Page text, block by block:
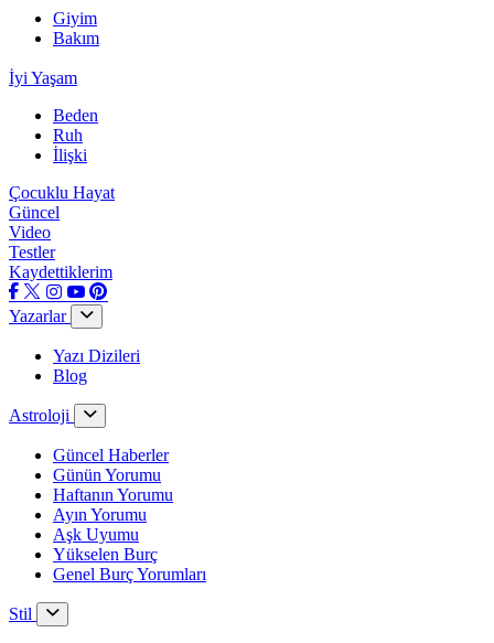
Giyim
Bakım
İyi Yaşam
Beden
Ruh
İlişki
Çocuklu Hayat
Güncel
Video
Testler
Kaydettiklerim
Yazarlar
Yazı Dizileri
Blog
Astroloji
Güncel Haberler
Günün Yorumu
Haftanın Yorumu
Ayın Yorumu
Aşk Uyumu
Yükselen Burç
Genel Burç Yorumları
Stil